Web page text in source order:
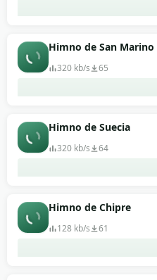
Himno de San Marino
320 kb/s 65
Himno de Suecia
320 kb/s 64
Himno de Chipre
128 kb/s 61